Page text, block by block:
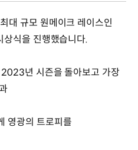
대 규모 원메이크 레이스인
상식을 진행했습니다.
년 시즌을 돌아보고 가장
영광의 트로피를